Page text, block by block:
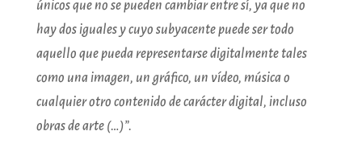
únicos que no se pueden cambiar entre sí, ya que no
hay dos iguales y cuyo subyacente puede ser todo
aquello que pueda representarse digitalmente tales
como una imagen, un gráfico, un vídeo, música o
cualquier otro contenido de carácter digital, incluso
obras de arte (…)”.